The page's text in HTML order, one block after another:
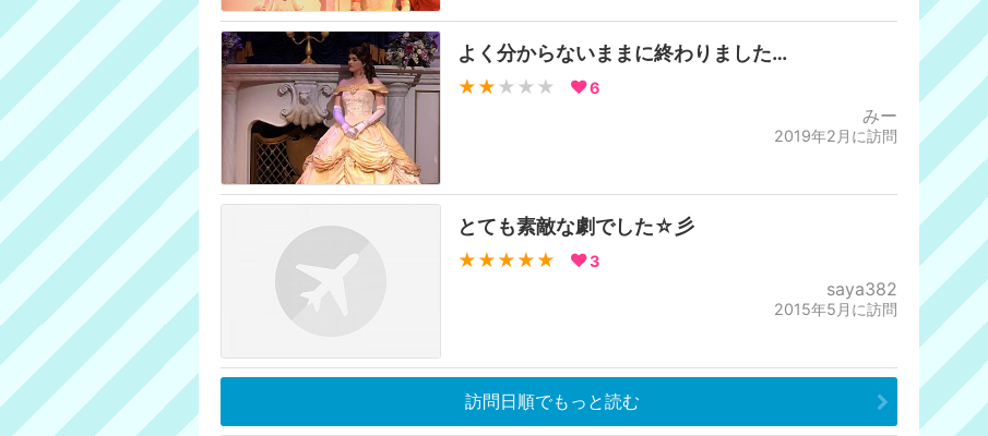
よく分からないままに終わりました…
★★ ★★★ 6
みー
2019年2月に訪問
とても素敵な劇でした☆彡
★★★★★ 3
saya382
2015年5月に訪問
訪問日順でもっと読む